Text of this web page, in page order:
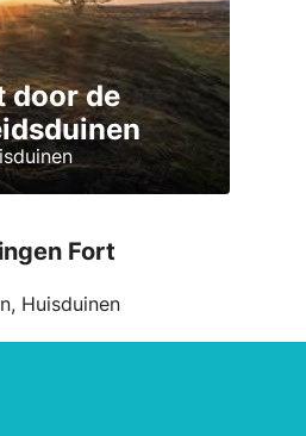
door de
Fort
Huisduinen